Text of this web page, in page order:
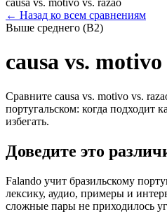
causa vs. motivo vs. razao
← Назад ко всем сравнениям
Выше среднего (B2)
causa vs.
Сравните causa vs. motivo vs.
португальском: когда подходит
избегать.
Доведите это
Falando учит бразильскому
лексику, аудио, примеры и
сложные пары не приходилось